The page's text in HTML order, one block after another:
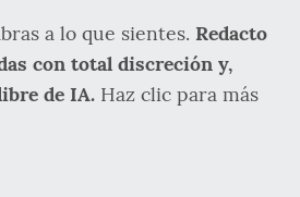
a lo que sientes. Redacto
con total discreción y,
de IA. Haz clic para más